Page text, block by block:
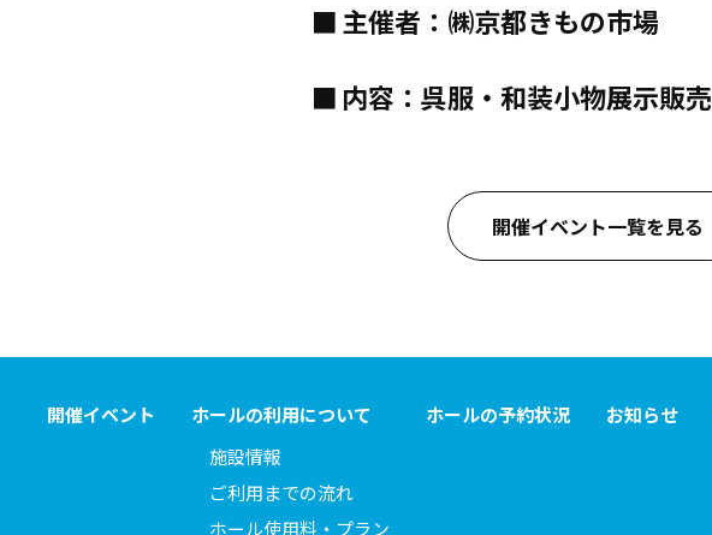
主催者：㈱京都きもの市場
内容：呉服・和装小物展示販売
開催イベント一覧を見る
開催イベント
ホールの利用について
施設情報
ご利用までの流れ
ホール使用料・プラン
ホールの予約状況 お知らせ